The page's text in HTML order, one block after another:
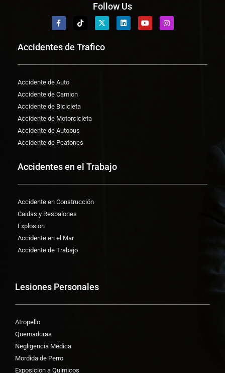
Follow Us
Accidentes de Trafico
Accidente de Auto
Accidente de Camion
Accidente de Bicicleta
Accidente de Motorcicleta
Accidente de Autobus
Accidente de Peatones
Accidentes en el Trabajo
Accidente en Construcción
Caidas y Resbalones
Explosion
Accidente en el Mar
Accidente de Trabajo
Lesiones Personales
Atropello
Quemaduras
Negligencia Médica
Mordida de Perro
Exposicion a Quimicos